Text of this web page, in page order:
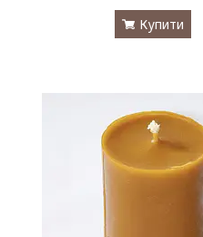
Купити